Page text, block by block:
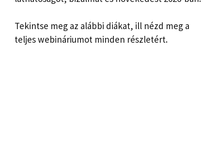
Tekintse meg az alábbi diákat, ill nézd meg a
teljes webináriumot minden részletért.